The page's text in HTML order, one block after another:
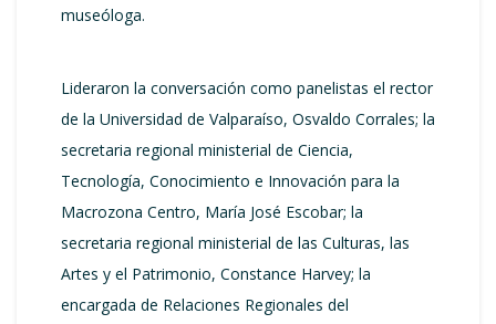
museóloga.
Lideraron la conversación como panelistas el rector
de la Universidad de Valparaíso, Osvaldo Corrales; la
secretaria regional ministerial de Ciencia,
Tecnología, Conocimiento e Innovación para la
Macrozona Centro, María José Escobar; la
secretaria regional ministerial de las Culturas, las
Artes y el Patrimonio, Constance Harvey; la
encargada de Relaciones Regionales del